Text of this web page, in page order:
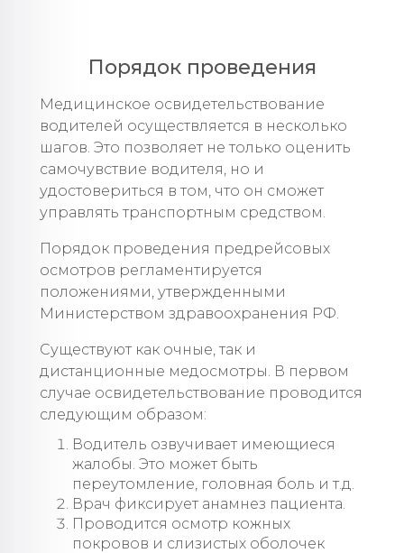
Порядок проведения
Медицинское освидетельствование
водителей осуществляется в несколько
шагов. Это позволяет не только оценить
самочувствие водителя, но и
удостовериться в том, что он сможет
управлять транспортным средством.
Порядок проведения предрейсовых
осмотров регламентируется
положениями, утвержденными
Министерством здравоохранения РФ.
Существуют как очные, так и
дистанционные медосмотры. В первом
случае освидетельствование проводится
следующим образом:
Водитель озвучивает имеющиеся
жалобы. Это может быть
переутомление, головная боль и т.д.
Врач фиксирует анамнез пациента.
Проводится осмотр кожных
покровов и слизистых оболочек